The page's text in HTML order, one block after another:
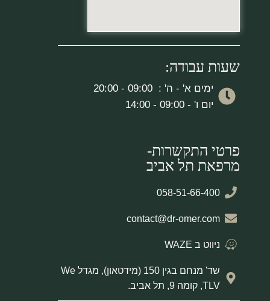
שעות עבודה:
ימים א' - ה' : 09:00 - 20:00
יום ו' - 09:00 - 14:00
פרטי התקשרות-
מרפאת תל אביב
058-51-66-400
contact@dr-omer.com
ניווט ב WAZE
שד' מנחם בגין 150 (מידטאון), מגדל We
TLV, קומה 9, תל אביב.